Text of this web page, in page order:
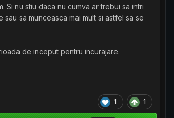
nu stiu daca nu cumva ar trebui sa intri
sa munceasca mai mult si astfel sa se
de inceput pentru incurajare.
1 1